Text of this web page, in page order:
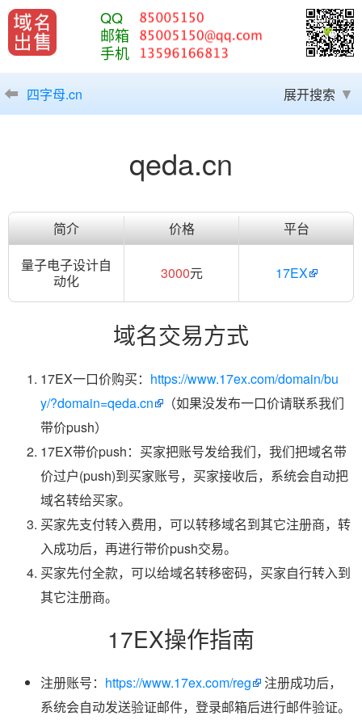
QQ
邮箱
手机
四字母.cn 展开搜索
qeda.cn
简介 价格
平台
量子电子设计自
动化
3000元 17EX
域名交易方式
17EX一口价购买： https://www.17ex.com/domain/bu
y/?domain=qeda.cn
（如果没发布一口价请联系我们
带价push）
17EX带价push：买家把账号发给我们，我们把域名带
价过户(push)到买家账号，买家接收后，系统会自动把
域名转给买家。
买家先支付转入费用，可以转移域名到其它注册商，转
入成功后，再进行带价push交易。
买家先付全款，可以给域名转移密码，买家自行转入到
其它注册商。
17EX操作指南
注册账号： https://www.17ex.com/reg
注册成功后，
系统会自动发送验证邮件，登录邮箱后进行邮件验证。